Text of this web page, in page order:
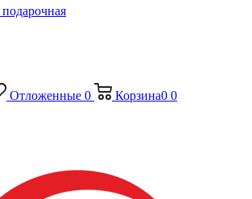
Отложенные 0 Корзина0 0